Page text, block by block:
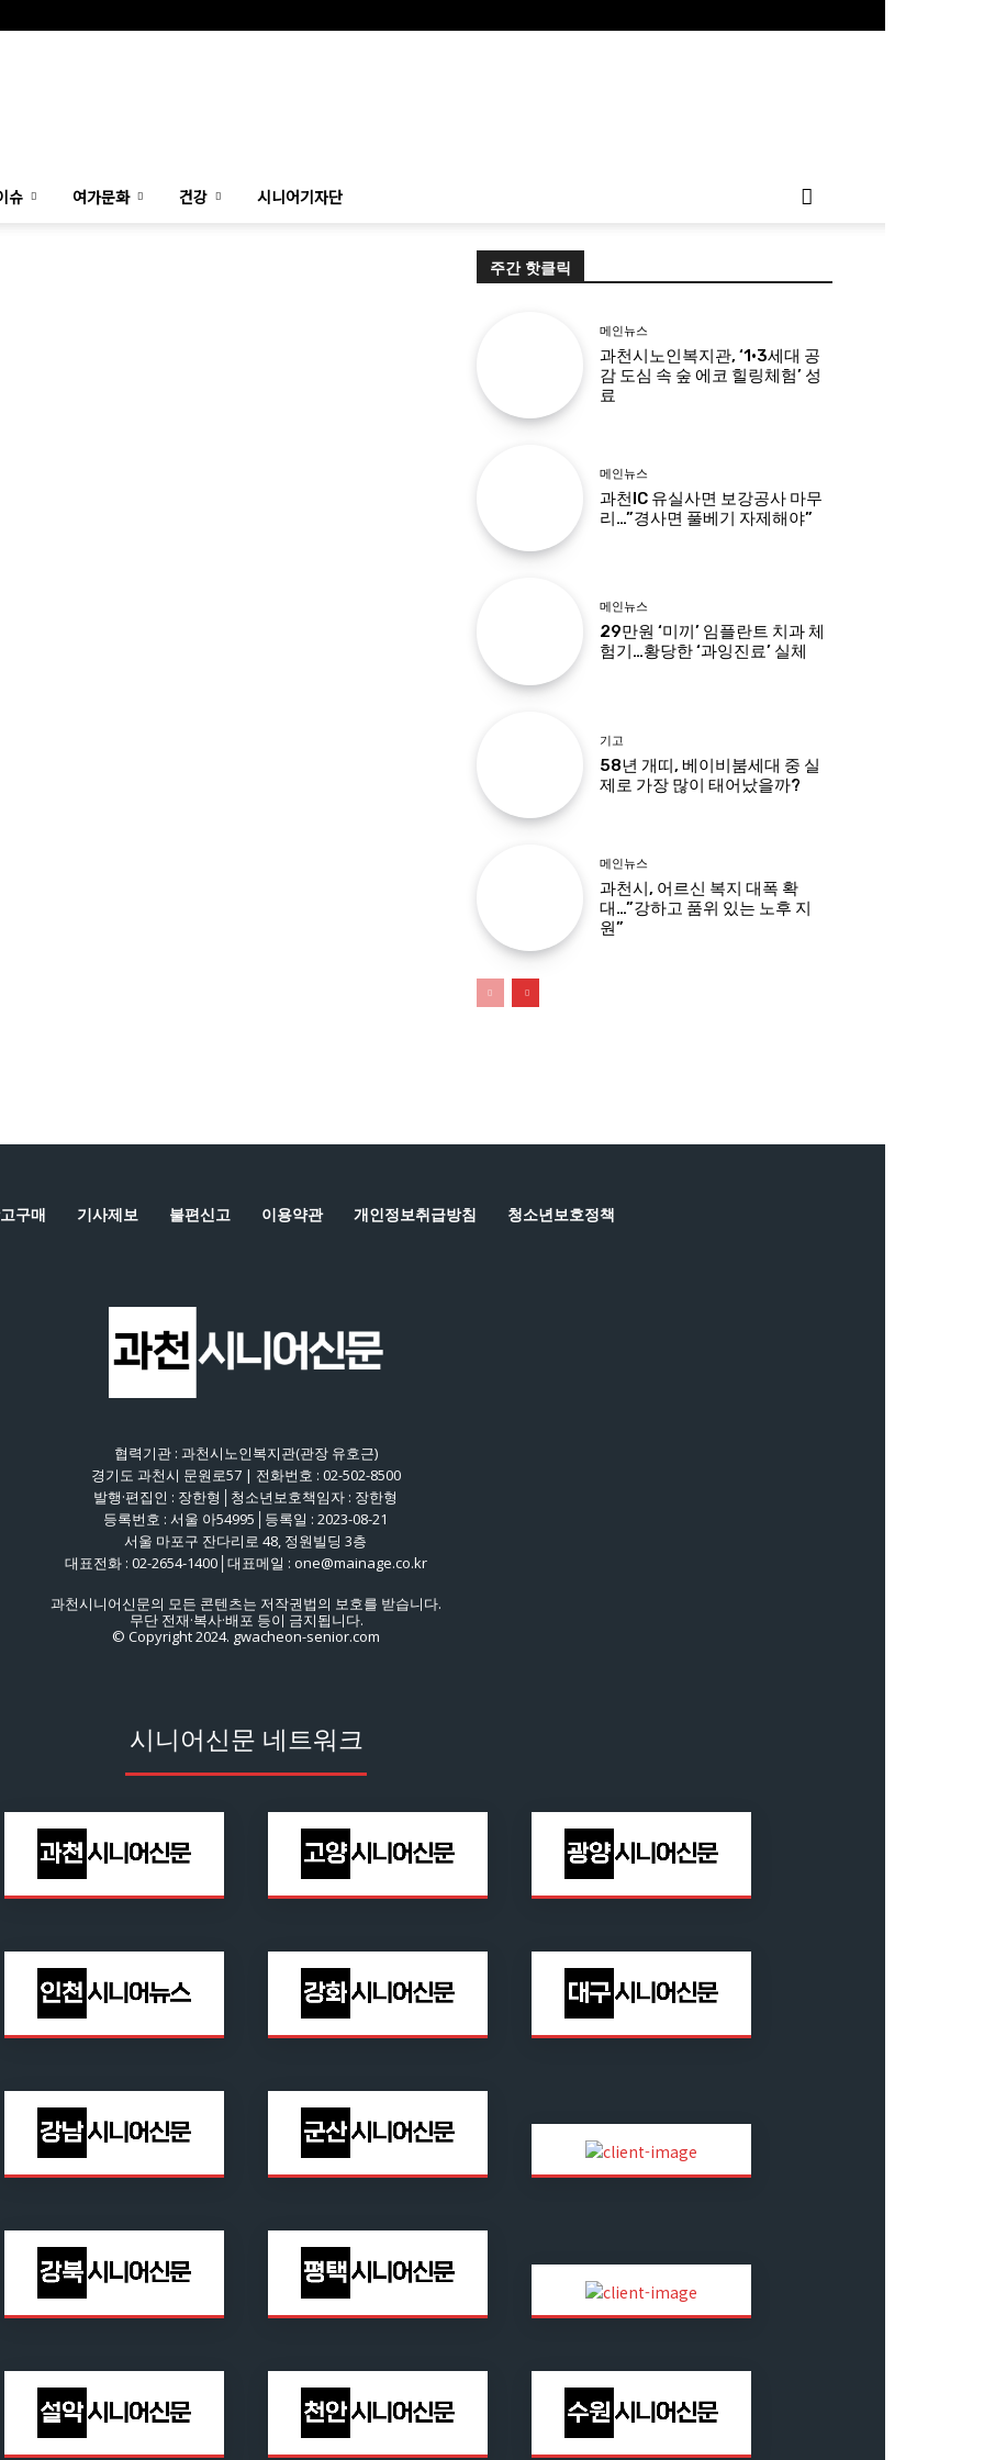
슈 여가문화 건강 시니어기자단
주간 핫클릭
메인뉴스
과천시노인복지관, ‘1·3세대 공
감 도심 속 숲 에코 힐링체험’ 성
료
메인뉴스
과천IC 유실사면 보강공사 마무
리…”경사면 풀베기 자제해야”
메인뉴스
29만원 ‘미끼’ 임플란트 치과 체
험기…황당한 ‘과잉진료’ 실체
기고
58년 개띠, 베이비붐세대 중 실
제로 가장 많이 태어났을까?
메인뉴스
과천시, 어르신 복지 대폭 확
대…”강하고 품위 있는 노후 지
원”
구매 기사제보 불편신고 이용약관 개인정보취급방침 청소년보호정책
협력기관 : 과천시노인복지관(관장 유호근)
경기도 과천시 문원로57 | 전화번호 : 02-502-8500
발행·편집인 : 장한형│청소년보호책임자 : 장한형
등록번호 : 서울 아54995│등록일 : 2023-08-21
서울 마포구 잔다리로 48, 정원빌딩 3층
대표전화 : 02-2654-1400│대표메일 : one@mainage.co.kr
과천시니어신문의 모든 콘텐츠는 저작권법의 보호를 받습니다.
무단 전재·복사·배포 등이 금지됩니다.
© Copyright 2024. gwacheon-senior.com
시니어신문 네트워크